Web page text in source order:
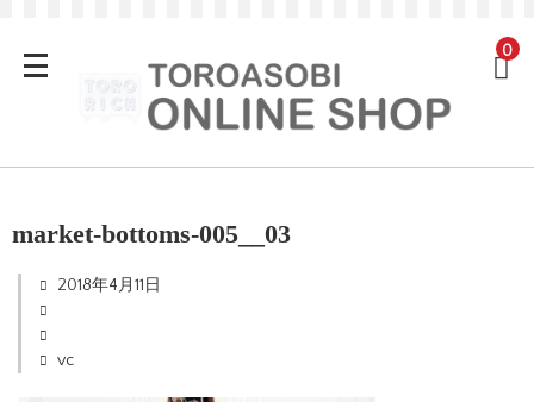
0
market-bottoms-005__03
2018年4月11日
vc